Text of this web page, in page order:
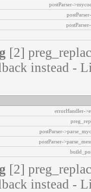
postParser-
[2]
instead -
errorHandler-
postParser-
postParser-
[2]
instead -